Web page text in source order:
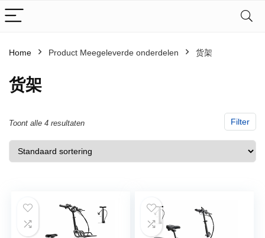
Home Product Meegeleverde onderdelen ‎货架
‎货架
Filter
Toont alle 4 resultaten